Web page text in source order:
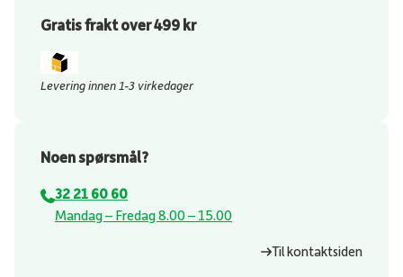
Gratis frakt over 499 kr
Levering innen 1-3 virkedager
Noen spørsmål?
32 21 60 60
⁠Mandag – Fredag 8.00 – 15.00
Til kontaktsiden